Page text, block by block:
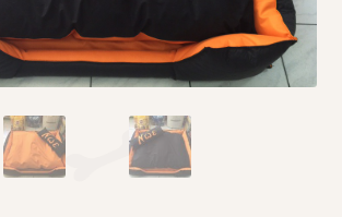
Υγιεινής